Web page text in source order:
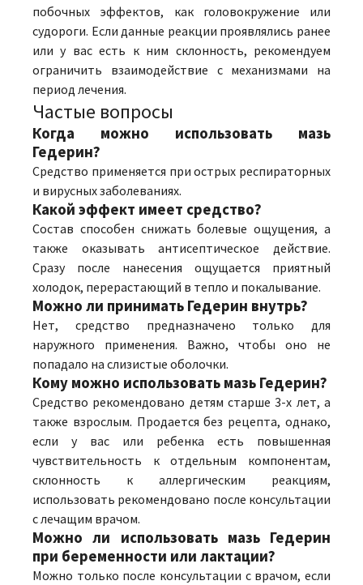
побочных эффектов, как головокружение или
судороги. Если данные реакции проявлялись ранее
или у вас есть к ним склонность, рекомендуем
ограничить взаимодействие с механизмами на
период лечения.
Частые вопросы
Когда можно использовать мазь
Гедерин?
Средство применяется при острых респираторных
и вирусных заболеваниях.
Какой эффект имеет средство?
Состав способен снижать болевые ощущения, а
также оказывать антисептическое действие.
Сразу после нанесения ощущается приятный
холодок, перерастающий в тепло и покалывание.
Можно ли принимать Гедерин внутрь?
Нет, средство предназначено только для
наружного применения. Важно, чтобы оно не
попадало на слизистые оболочки.
Кому можно использовать мазь Гедерин?
Средство рекомендовано детям старше 3-х лет, а
также взрослым. Продается без рецепта, однако,
если у вас или ребенка есть повышенная
чувствительность к отдельным компонентам,
склонность к аллергическим реакциям,
использовать рекомендовано после консультации
с лечащим врачом.
Можно ли использовать мазь Гедерин
при беременности или лактации?
Можно только после консультации с врачом, если